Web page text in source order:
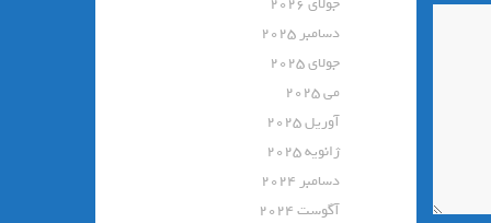
دسامبر 2025
جولای 2025
می 2025
آوریل 2025
ژانویه 2025
دسامبر 2024
آگوست 2024